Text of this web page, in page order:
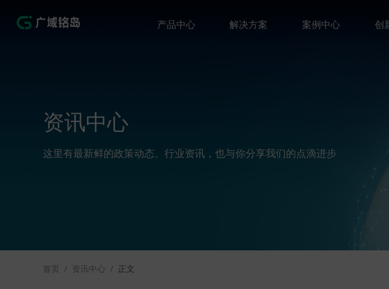
产品中心 解决方案 案例中心 创
资讯中心
这里有最新鲜的政策动态、行业资讯，也与你分享我们的点滴进步
首页 / 资讯中心 / 正文